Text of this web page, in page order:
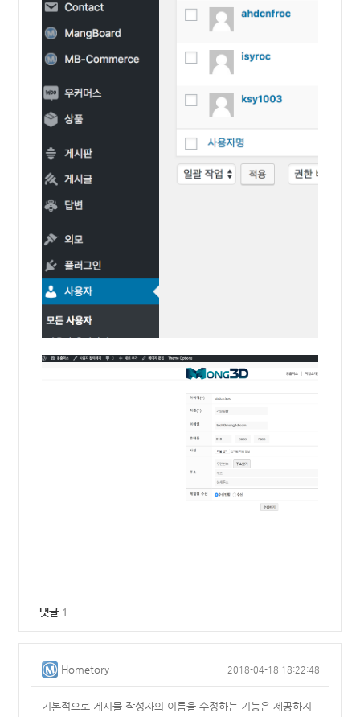
댓글 1
Hometory 2018-04-18 18:22:48
기본적으로 게시물 작성자의 이름을 수정하는 기능은 제공하지